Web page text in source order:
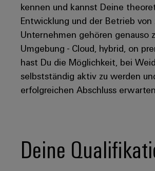
kennen und kannst Deine
Entwicklung und der Betrieb
Unternehmen gehören
Umgebung - Cloud, hybrid, on
hast Du die Möglichkeit, bei
selbstständig aktiv zu werden
erfolgreichen Abschluss
Deine